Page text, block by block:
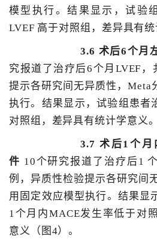
模型执行。结果显示，试验
LVEF 高于对照组，差异具有统
3.6 术后6个月
究报道了治疗后6个月LVEF
提示各研究间无异质性，Meta
执行。结果显示，试验组患者
对照组，差异具有统计学意义。
3.7 术后1个月
件 10个研究报道了治疗后1
例，异质性检验提示各研究间
用固定效应模型执行。结果显
1个月内MACE发生率低于对
意义（图4）。